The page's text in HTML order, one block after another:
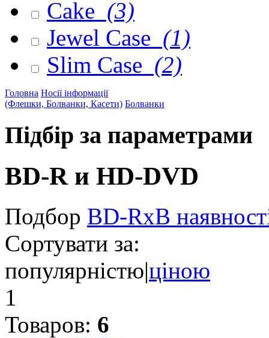
Cake (3)
Jewel Case (1)
Slim Case (2)
Головна Носії інформації
(Флешки, Болванки, Касети) Болванки
Підбір за параметрами
BD-R и HD-DVD
Подбор BD-RxВ
Сортувати за:
популярністю|ціною
1
Товаров: 6